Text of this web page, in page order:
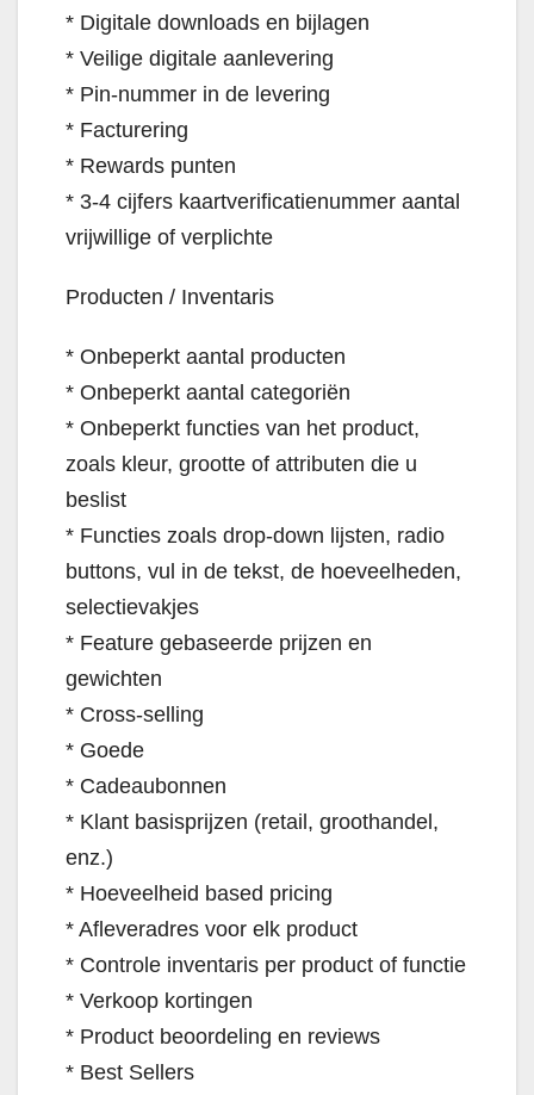
* Digitale downloads en bijlagen
* Veilige digitale aanlevering
* Pin-nummer in de levering
* Facturering
* Rewards punten
* 3-4 cijfers kaartverificatienummer aantal
vrijwillige of verplichte
Producten / Inventaris
* Onbeperkt aantal producten
* Onbeperkt aantal categoriën
* Onbeperkt functies van het product,
zoals kleur, grootte of attributen die u
beslist
* Functies zoals drop-down lijsten, radio
buttons, vul in de tekst, de hoeveelheden,
selectievakjes
* Feature gebaseerde prijzen en
gewichten
* Cross-selling
* Goede
* Cadeaubonnen
* Klant basisprijzen (retail, groothandel,
enz.)
* Hoeveelheid based pricing
* Afleveradres voor elk product
* Controle inventaris per product of functie
* Verkoop kortingen
* Product beoordeling en reviews
* Best Sellers